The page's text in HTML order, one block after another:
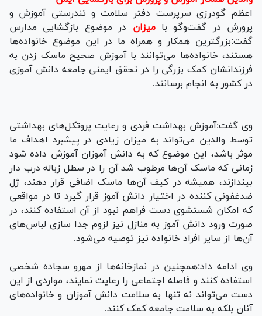
اعظم گودرزی سرپرست دفتر سلامت و تندرستی آموزش و
پرورش در گفت‌وگو بامیزان در موضوع بازگشایی مدارس
گفت:بزرگترین همکار و همراه ما در این موضوع خانواده‌ها
هستند، خانواده‌ها می‌توانند با آموزش صحیح ماسک زدن به
فرزندانشان کمک بزرگی را در تحقق ایمنی جامعه دانش آموزی
در کشور به انجام برسانند.
وی گفت:آموزش بهداشت فردی و رعایت پروتکل‌های بهداشتی
توسط والدین می‌تواند به میزان زیادی در پیشبرد اهداف ما
موثر باشد، این موضوع که به دانش آموزان آموزش داده شود
زمانی که ماسک آن‌ها مرطوب شد آن را در سطل زباله درب دار
بیندازند، همیشه در کیف آن‌ها ماسک اضافی قرار دهند، ژل
ضدغفونی کننده در اختیار دانش آموز قرار گیرد تا در مواقعی
که امکان شستشوی دست فراهم نبود از آن استفاده کنند، در
صورت ورود دانش آموز به منازل نیز لزوم جدا سازی لباس‌های
آن‌ها از سایر افراد خانواده نیز توصیه می‌شود.
وی ادامه داد:همچنین در نمازخانه‌ها از مهرو سجاده شخصی
استفاده کنند و فاصله اجتماعی را رعایت نمایند، مواردی از این
دست می‌تواند نه تنها به سلامت دانش آموزان و خانواده‌های
آنان بلکه به سلامت جامعه کمک کنند.